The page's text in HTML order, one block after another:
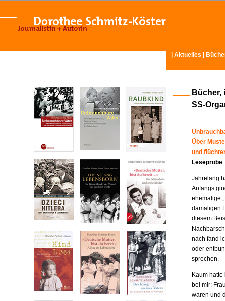
Aktuelles
Bücher,
SS-
Über
und
Leseprobe
Jahrelang
Anfangs
ehemalige
damaligen
diesem
nach fand
oder
sprechen.
Kaum
bei mir:
waren und